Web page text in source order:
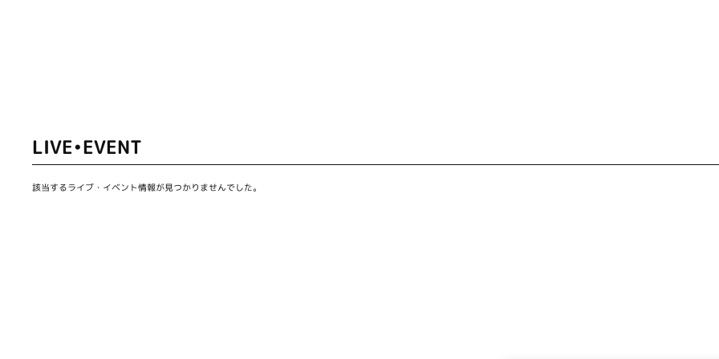
LIVE•EVENT
該当するライブ・イベント情報が見つかりませんでした。